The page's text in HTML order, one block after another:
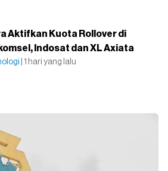
Aktifkan Kuota Rollover di
Indosat dan XL Axiata
| 1 hari yang lalu